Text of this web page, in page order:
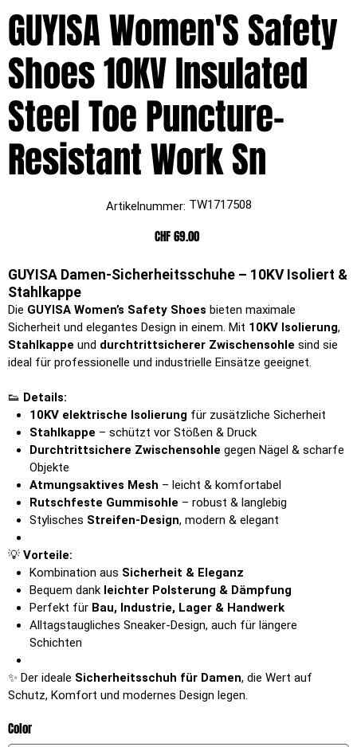
GUYISA Women'S Safety
Shoes 10KV Insulated
Steel Toe Puncture-
Resistant Work Sn
Artikelnummer: Artikelnummer:
TW1717508
TW1717508
Preis
CHF 69.00
GUYISA Damen-Sicherheitsschuhe – 10KV Isoliert &
Stahlkappe
Die GUYISA Women’s Safety Shoes bieten maximale
Sicherheit und elegantes Design in einem. Mit 10KV Isolierung,
Stahlkappe und durchtrittsicherer Zwischensohle sind sie
ideal für professionelle und industrielle Einsätze geeignet.
👟 Details:
10KV elektrische Isolierung für zusätzliche Sicherheit
Stahlkappe – schützt vor Stößen & Druck
Durchtrittsichere Zwischensohle gegen Nägel & scharfe
Objekte
Atmungsaktives Mesh – leicht & komfortabel
Rutschfeste Gummisohle – robust & langlebig
Stylisches Streifen-Design, modern & elegant
💡 Vorteile:
Kombination aus Sicherheit & Eleganz
Bequem dank leichter Polsterung & Dämpfung
Perfekt für Bau, Industrie, Lager & Handwerk
Alltagstaugliches Sneaker-Design, auch für längere
Schichten
✨ Der ideale Sicherheitsschuh für Damen, die Wert auf
Schutz, Komfort und modernes Design legen.
Color